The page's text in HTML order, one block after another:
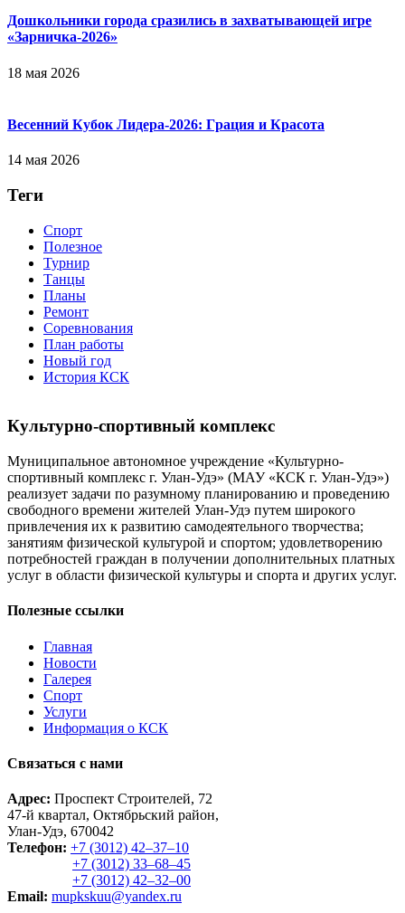
Дошкольники города сразились в захватывающей игре
«Зарничка‑2026»
18 мая 2026
Весенний Кубок Лидера-2026: Гpaция и Кpacoтa
14 мая 2026
Теги
Спорт
Полезное
Турнир
Танцы
Планы
Ремонт
Соревнования
План работы
Новый год
История КСК
Культурно-спортивный комплекс
Муниципальное автономное учреждение «Культурно-
спортивный комплекс г. Улан-Удэ» (МАУ «КСК г. Улан-Удэ»)
реализует задачи по разумному планированию и проведению
свободного времени жителей Улан-Удэ путем широкого
привлечения их к развитию самодеятельного творчества;
занятиям физической культурой и спортом; удовлетворению
потребностей граждан в получении дополнительных платных
услуг в области физической культуры и спорта и других услуг.
Полезные ссылки
Главная
Новости
Галерея
Спорт
Услуги
Информация о КСК
Связаться с нами
Адрес: Проспект Строителей, 72
47-й квартал, Октябрьский район,
Улан-Удэ, 670042
Телефон: +7 (3012) 42‒37‒10
+7 (3012) 33‒68‒45
+7 (3012) 42‒32‒00
Email: mupkskuu@yandex.ru